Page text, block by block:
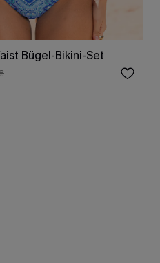
Bügel-Bikini-Set